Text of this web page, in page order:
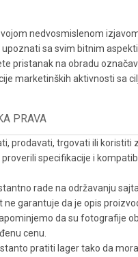
nedvosmislenom
sa svim bitnim
pristanak na obradu
marketinških aktivnosti sa
PRAVA
prodavati, trgovati ili koristiti
specifikacije i
rade na održavanju
garantuje da je opis
da su fotografije
cenu.
pratiti lager tako da